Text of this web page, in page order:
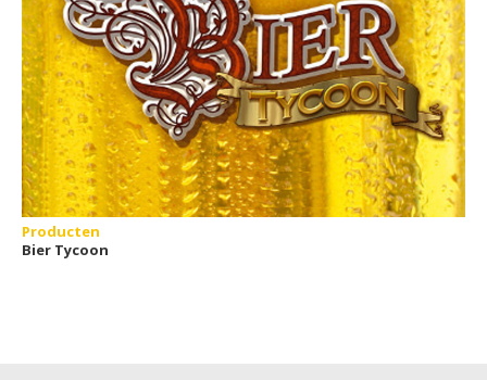
Producten
Bier Tycoon